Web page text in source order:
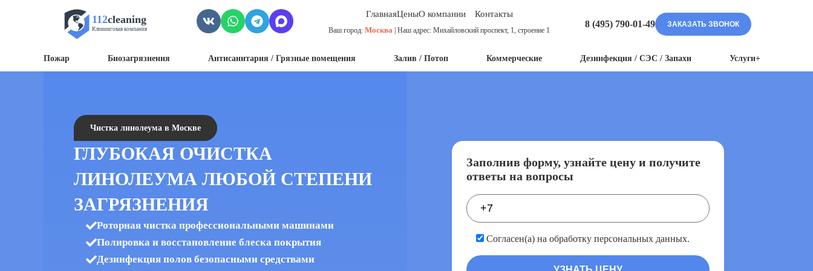
112cleaning
Клининговая компания
ГлавнаяЦеныО компании Контакты
Ваш город: Москва | Наш адрес: Михайловский проспект, 1, строение 1
8 (495) 790-01-49 ЗАКАЗАТЬ ЗВОНОК
Пожар Биозагрязнения Антисанитария / Грязные помещения Залив / Потоп Коммерческие Дезинфекция / СЭС / Запахи Услуги+
Чистка линолеума в Москве
ГЛУБОКАЯ ОЧИСТКА
ЛИНОЛЕУМА ЛЮБОЙ СТЕПЕНИ
ЗАГРЯЗНЕНИЯ
Роторная чистка профессиональными машинами
Полировка и восстановление блеска покрытия
Дезинфекция полов безопасными средствами
Заполнив форму, узнайте цену и получите
ответы на вопросы
Согласен(а) на обработку персональных данных.